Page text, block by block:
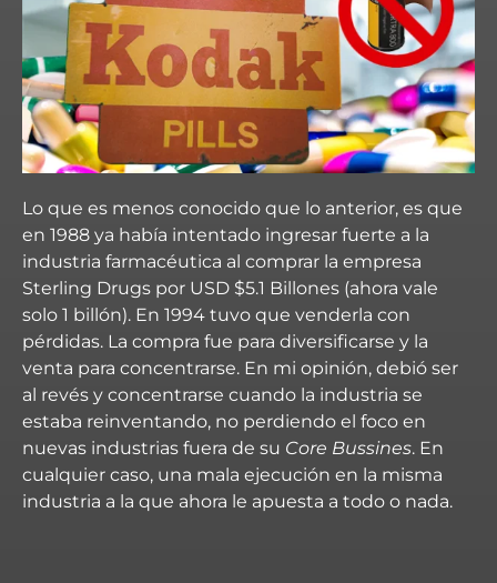
Lo que es menos conocido que lo anterior, es que
en 1988 ya había intentado ingresar fuerte a la
industria farmacéutica al comprar la empresa
Sterling Drugs por USD $5.1 Billones (ahora vale
solo 1 billón). En 1994 tuvo que venderla con
pérdidas. La compra fue para diversificarse y la
venta para concentrarse. En mi opinión, debió ser
al revés y concentrarse cuando la industria se
estaba reinventando, no perdiendo el foco en
nuevas industrias fuera de su Core Bussines. En
cualquier caso, una mala ejecución en la misma
industria a la que ahora le apuesta a todo o nada.